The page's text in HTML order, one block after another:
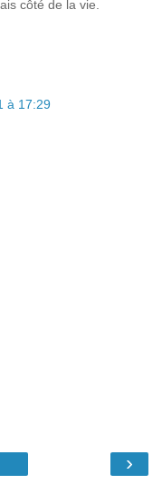
côté de la vie.
à 17:29
›